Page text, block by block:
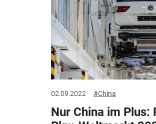
02.09.2022 #China
Nur China im Plus: